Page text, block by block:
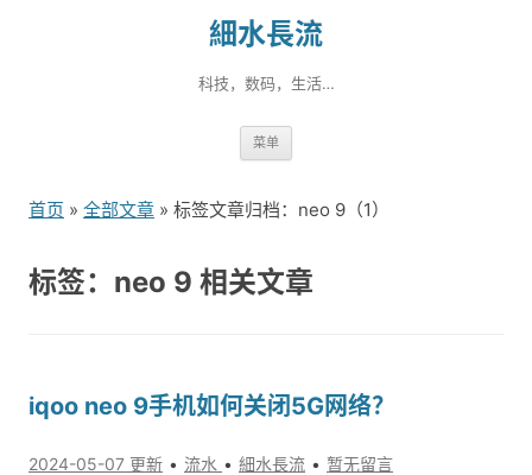
細水長流
科技，数码，生活…
菜单
首页 » 全部文章 » 标签文章归档：neo 9（1）
标签：neo 9 相关文章
iqoo neo 9手机如何关闭5G网络？
2024-05-07 更新 流水 細水長流 暂无留言